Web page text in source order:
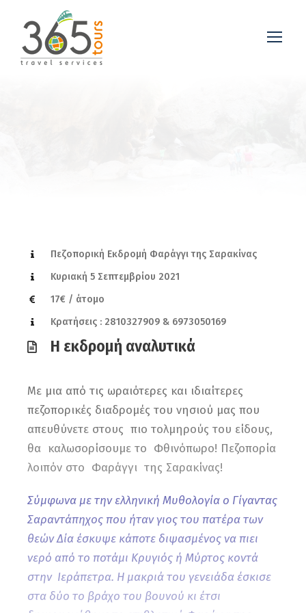
Πεζοπορική Εκδρομή Φαράγγι της Σαρακίνας
Κυριακή 5 Σεπτεμβρίου 2021
17€ / άτομο
Κρατήσεις : 2810327909 & 6973050169
Η εκδρομή αναλυτικά
Με μια από τις ωραιότερες και ιδιαίτερες
πεζοπορικές διαδρομές του νησιού μας που
απευθύνετε στους πιο τολμηρούς του είδους,
θα καλωσορίσουμε το Φθινόπωρο! Πεζοπορία
λοιπόν στο Φαράγγι της Σαρακίνας!
Σύμφωνα με την ελληνική Μυθολογία ο Γίγαντας
Σαραντάπηχος που ήταν γιος του πατέρα των
θεών Δία έσκυψε κάποτε διψασμένος να πιει
νερό από το ποτάμι Κρυγιός ή Μύρτος κοντά
στην Ιεράπετρα. Η μακριά του γενειάδα έσκισε
στα δύο το βράχο του βουνού κι έτσι